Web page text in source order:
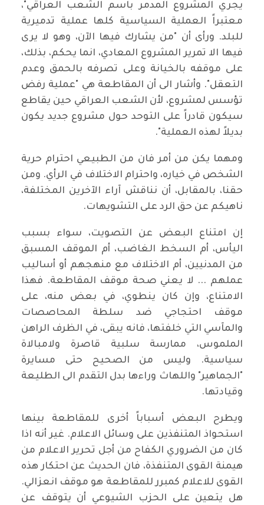
يجري المشروع المدمر باسم الشعب العراقي"،
معتبراً العملية السياسية كلها عملية تدميرية
للبلد. ورأى أن "من يشارك فيها الآن، وهو لا يرى
فيها الا تمرير المشروع المعادي، انما يحكم، بذلك،
على موقفه بالخيانة وعلى تصرفه بالحمق وعدم
التعقل". وأشار الى أن المقاطعة هي "عملية رفض
تؤسس لمشروع، لأن الشعب العراقي حين يقاطع
سيكون قادراً على التوحد حول مشروع جديد يكون
بديلاً لهذه العملية".
ومهما يكن من أمر فان من الطبيعي احترام حرية
الشخص في خياره، واحترام الاختلاف في الرأي. ومن
حقنا، بالمقابل، أن نناقش آراء الآخرين المختلفة،
ناهيكم عن حق الرد على التشويهات.
إن امتناع البعض عن التصويت، سواء بسبب
اليأس، أم السخط الغاضب، أم الموقف المسبق
من المدنيين، أم الاختلاف مع منهجهم أو أساليب
عملهم ... لا يعني صحة موقف المقاطعة. فهذا
الامتناع، وإن كان ينطوي، في بعض منه، على
موقف احتجاجي ضد سلطة المحاصصات
والمآسي التي خلفتها، فانه يبقى، في الظرف الراهن
الملموس، ممارسة سلبية قاصرة ولامبالاة
سياسية. وليس من الصحيح حتى مسايرة
"الجماهير" واللهاث وراءها بدل التقدم الى الطليعة
وقيادتها.
ويطرح البعض أسباباً أخرى للمقاطعة بينها
استحواذ المتنفذين على وسائل الاعلام. غير أنه اذا
كان من الضروري الكفاح من أجل تحرير الاعلام من
هيمنة القوى المتنفذة، فان الحديث عن احتكار هذه
القوى للاعلام كمبرر للمقاطعة هو موقف انعزالي.
هل يتعين على الحزب الشيوعي أن يتوقف عن